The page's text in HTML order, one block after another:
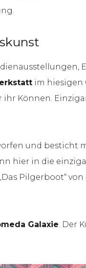
im hiesigen
ihr Können.
und besticht
hier in die
Pilgerboot“
Galaxie. Der